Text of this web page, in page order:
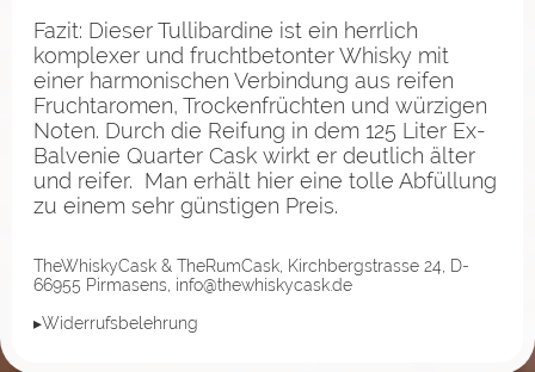
Fazit: Dieser Tullibardine ist ein herrlich
komplexer und fruchtbetonter Whisky mit
einer harmonischen Verbindung aus reifen
Fruchtaromen, Trockenfrüchten und würzigen
Noten. Durch die Reifung in dem 125 Liter Ex-
Balvenie Quarter Cask wirkt er deutlich älter
und reifer. Man erhält hier eine tolle Abfüllung
zu einem sehr günstigen Preis.
TheWhiskyCask & TheRumCask, Kirchbergstrasse 24, D-
66955 Pirmasens, info@thewhiskycask.de
▸Widerrufsbelehrung